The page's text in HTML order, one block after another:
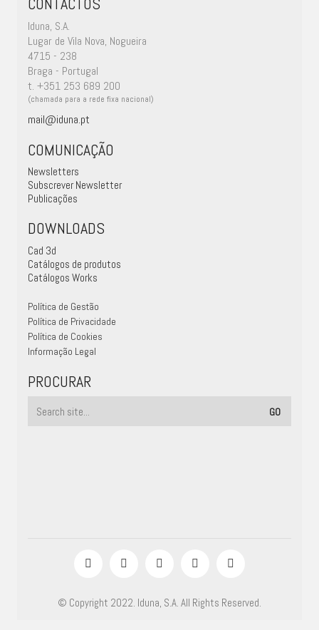
Iduna, S.A.
Lugar de Vila Nova, Nogueira
4715 - 238
Braga - Portugal
t. +351 253 689 200
(chamada para a rede fixa nacional)
mail@iduna.pt
COMUNICAÇÃO
Newsletters
Subscrever Newsletter
Publicações
DOWNLOADS
Cad 3d
Catálogos de produtos
Catálogos Works
Política de Gestão
Política de Privacidade
Política de Cookies
Informação Legal
PROCURAR
© Copyright 2022. Iduna, S.A. All Rights Reserved.